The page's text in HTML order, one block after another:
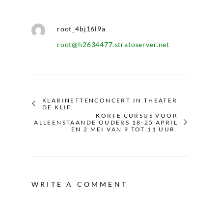
root_4bj16l9a
root@h2634477.stratoserver.net
KLARINETTENCONCERT IN THEATER
DE KLIF
KORTE CURSUS VOOR
ALLEENSTAANDE OUDERS 18-25 APRIL
EN 2 MEI VAN 9 TOT 11 UUR.
WRITE A COMMENT